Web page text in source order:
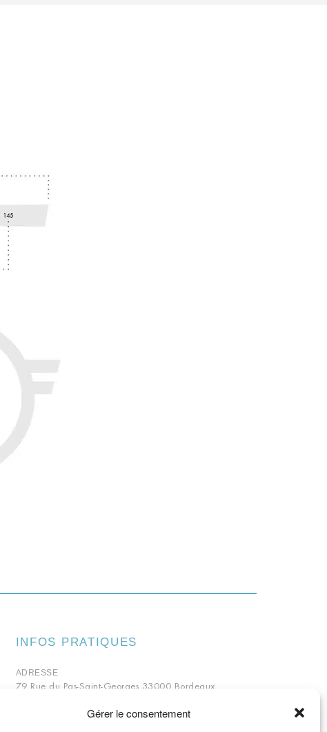
Gérer le consentement
INFOS PRATIQUES
ADRESSE
79 Rue du Pas-Saint-Georges 33000 Bordeaux